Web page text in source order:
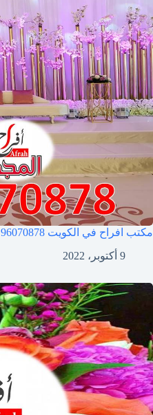
مكتب افراح في الكويت 96070878
9 أكتوبر، 2022